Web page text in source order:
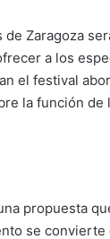
Zaragoza
a los
el festival
la función de
propuesta
se convierte